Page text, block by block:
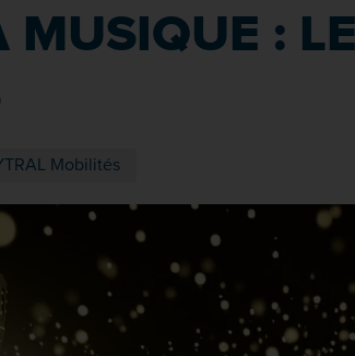
MUSIQUE :
Mobilités